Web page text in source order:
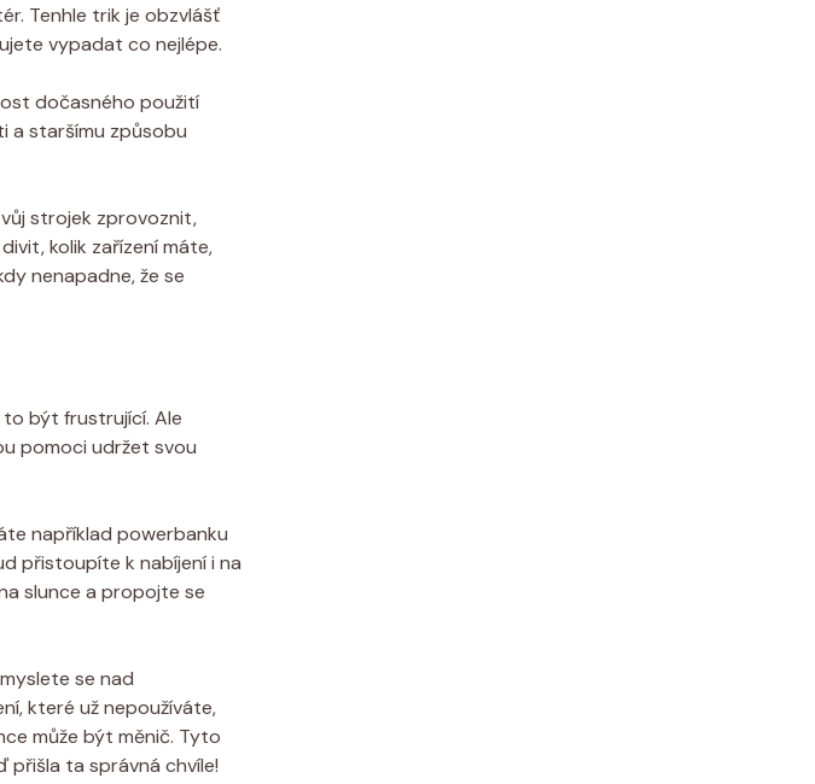
Tenhle trik je obzvlášť
vypadat co nejlépe.
dočasného použití
a staršímu způsobu
strojek zprovoznit,
kolik zařízení máte,
nenapadne, že se
být frustrující. Ale
pomoci udržet svou
například powerbanku
přistoupíte k nabíjení i na
slunce a propojte se
se nad
které už nepoužíváte,
může být měnič. Tyto
přišla ta správná chvíle!